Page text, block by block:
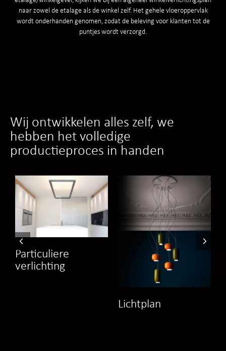
naar zowel de etalage als de winkel zelf. Het gehele vloeroppervlak
wordt onderhanden genomen, zodat de beleving voor klanten tot de
puntjes wordt verzorgd.
Wij ontwikkelen alles zelf, we
hebben het volledige
productieproces in handen
Particuliere
verlichting
Lichtplan